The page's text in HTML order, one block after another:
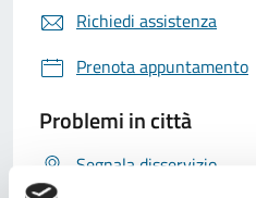
Richiedi assistenza
Prenota appuntamento
Problemi in città
Segnala disservizio